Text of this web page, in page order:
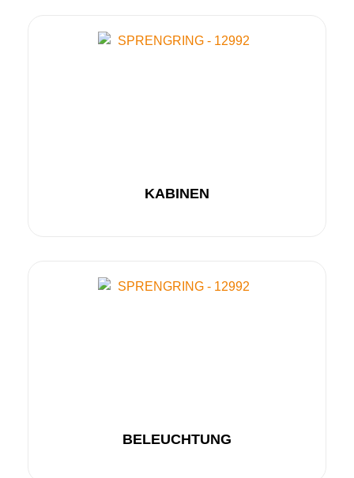
KABINEN
BELEUCHTUNG